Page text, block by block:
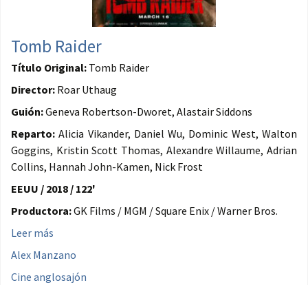
Tomb Raider
Título Original: Tomb Raider
Director: Roar Uthaug
Guión:Geneva Robertson-Dworet, Alastair Siddons
Reparto: Alicia Vikander, Daniel Wu, Dominic West, Walton
Goggins, Kristin Scott Thomas, Alexandre Willaume, Adrian
Collins, Hannah John-Kamen, Nick Frost
EEUU / 2018 / 122'
Productora:GK Films / MGM / Square Enix / Warner Bros.
Leer más
Alex Manzano
Cine anglosajón